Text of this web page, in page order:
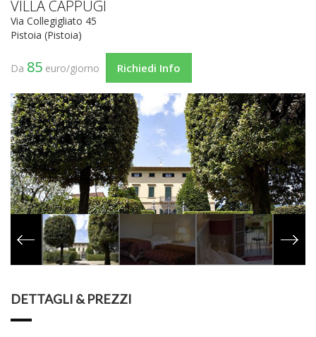
VILLA CAPPUGI
Via Collegigliato 45
Pistoia (Pistoia)
Da 85 euro/giorno Richiedi Info
DETTAGLI & PREZZI